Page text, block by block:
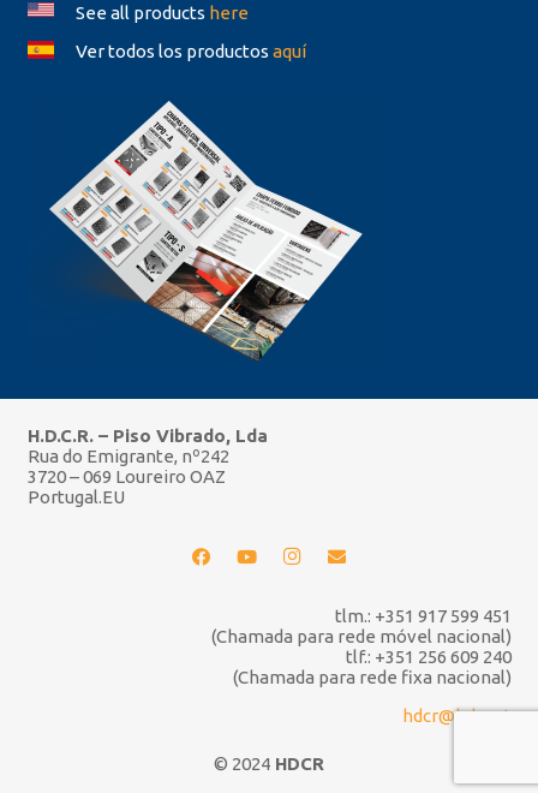
See all products here
Ver todos los productos aquí
H.D.C.R. – Piso Vibrado, Lda
Rua do Emigrante, nº242
3720 – 069 Loureiro OAZ
Portugal.EU
tlm.: +351 917 599 451
(Chamada para rede móvel nacional)
tlf.: +351 256 609 240
(Chamada para rede fixa nacional)
hdcr@hdcr.pt
© 2024 HDCR